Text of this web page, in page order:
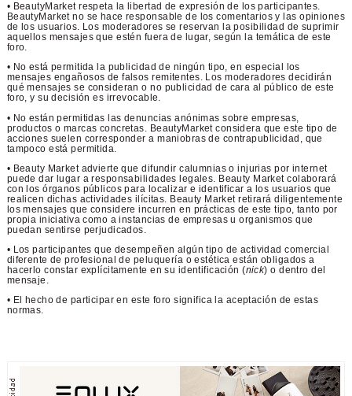
• BeautyMarket respeta la libertad de expresión de los participantes.
BeautyMarket no se hace responsable de los comentarios y las opiniones
de los usuarios. Los moderadores se reservan la posibilidad de suprimir
aquellos mensajes que estén fuera de lugar, según la temática de este
foro.
• No está permitida la publicidad de ningún tipo, en especial los
mensajes engañosos de falsos remitentes. Los moderadores decidirán
qué mensajes se consideran o no publicidad de cara al público de este
foro, y su decisión es irrevocable.
• No están permitidas las denuncias anónimas sobre empresas,
productos o marcas concretas. BeautyMarket considera que este tipo de
acciones suelen corresponder a maniobras de contrapublicidad, que
tampoco está permitida.
• Beauty Market advierte que difundir calumnias o injurias por internet
puede dar lugar a responsabilidades legales. Beauty Market colaborará
con los órganos públicos para localizar e identificar a los usuarios que
realicen dichas actividades ilícitas. Beauty Market retirará diligentemente
los mensajes que considere incurren en prácticas de este tipo, tanto por
propia iniciativa como a instancias de empresas u organismos que
puedan sentirse perjudicados.
• Los participantes que desempeñen algún tipo de actividad comercial
diferente de profesional de peluquería o estética están obligados a
hacerlo constar explícitamente en su identificación (nick) o dentro del
mensaje.
• El hecho de participar en este foro significa la aceptación de estas
normas.